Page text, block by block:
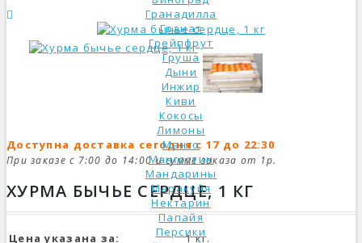
Гранадилла
Гранат
Грейпфрут
Груша
Дыни
Инжир
Киви
Кокосы
Лимоны
Манго
Мангостин
Мандарины
Маракуйя
Нектарин
Папайя
Персики
Доступна доставка сегодня с 17 до 22:30
При заказе с 7:00 до 14:00 и сумме заказа от 1р.
ХУРМА БЫЧЬЕ СЕРДЦЕ, 1 КГ
Цена указана за:
1 кг.